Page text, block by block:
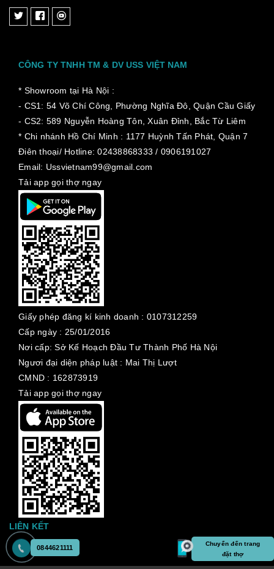
CÔNG TY TNHH TM & DV USS VIỆT NAM
* Showroom tại Hà Nội :
- CS1: 54 Võ Chí Công, Phường Nghĩa Đô, Quận Cầu Giấy
- CS2: 589 Nguyễn Hoàng Tôn, Xuân Đỉnh, Bắc Từ Liêm
* Chi nhánh Hồ Chí Minh : 1177 Huỳnh Tấn Phát, Quận 7
Điên thoại/ Hotline: 02438868333 / 0906191027
Email: Ussvietnam99@gmail.com
Tải app gọi thợ ngay
Giấy phép đăng kí kinh doanh : 0107312259
Cấp ngày : 25/01/2016
Nơi cấp: Sở Kế Hoạch Đầu Tư Thành Phố Hà Nội
Ngươi đại diện pháp luật : Mai Thị Lượt
CMND : 162873919
Tải app gọi thợ ngay
LIÊN KẾT
0844621111
Chuyển đến trang
đặt thợ